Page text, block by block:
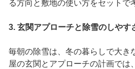
る方向と敷地の使い方をセットで
3. 玄関アプローチと除雪のしやす
毎朝の除雪は、冬の暮らしで大き
屋の玄関とアプローチの計画では